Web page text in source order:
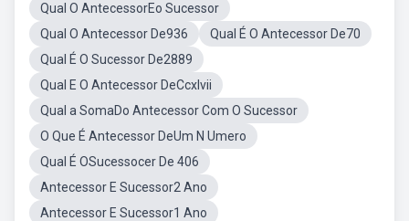
Qual O AntecessorEo Sucessor
Qual O Antecessor De936
Qual É O Antecessor De70
Qual É O Sucessor De2889
Qual E O Antecessor DeCcxlvii
Qual a SomaDo Antecessor Com O Sucessor
O Que É Antecessor DeUm N Umero
Qual É OSucessocer De 406
Antecessor E Sucessor2 Ano
Antecessor E Sucessor1 Ano